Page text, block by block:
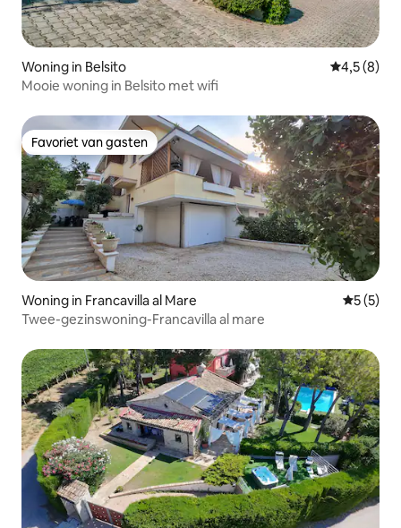
Woning in Belsito
4,5 (8)
Mooie woning in Belsito met wifi
Favoriet van gasten
Favoriet van gasten
Woning in Francavilla al Mare
5 (5)
Twee-gezinswoning-Francavilla al mare